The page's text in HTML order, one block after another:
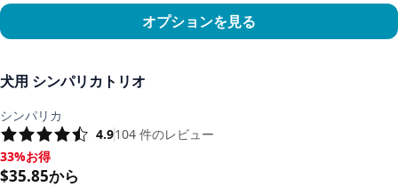
オプションを見る
犬用 シンパリカトリオ
シンパリカ
4.9104 件のレビュー
33%お得, $35.85から
33%お得
$35.85から